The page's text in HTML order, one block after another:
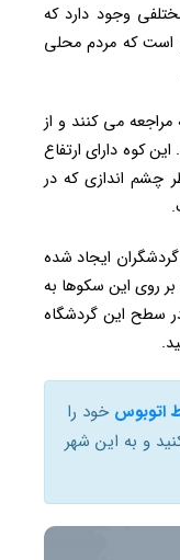
وجود دارد که
است که مردم محلی
مراجعه می کنند و از
کوه دارای ارتفاع
چشم اندازی که در
ایجاد شده
روی این سکوها به
سطح این گردشگاه
اتوبوس خود را
و به این شهر